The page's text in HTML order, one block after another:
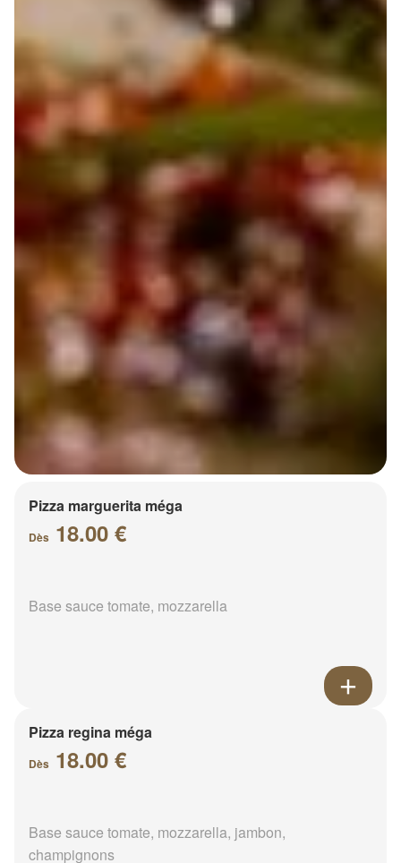
Pizza marguerita méga
Dès 18.00 €
Base sauce tomate, mozzarella
Pizza regina méga
Dès 18.00 €
Base sauce tomate, mozzarella, jambon,
champignons